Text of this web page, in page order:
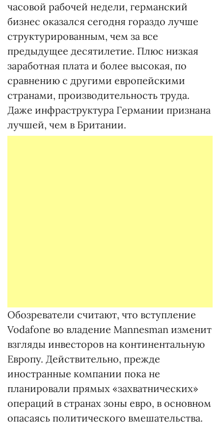
часовой рабочей недели, германский
бизнес оказался сегодня гораздо лучше
структурированным, чем за все
предыдущее десятилетие. Плюс низкая
заработная плата и более высокая, по
сравнению с другими европейскими
странами, производительность труда.
Даже инфраструктура Германии признана
лучшей, чем в Британии.
Обозреватели считают, что вступление
Vodafone во владение Маnnesman изменит
взгляды инвесторов на континентальную
Европу. Действительно, прежде
иностранные компании пока не
планировали прямых «захватнических»
операций в странах зоны евро, в основном
опасаясь политического вмешательства.